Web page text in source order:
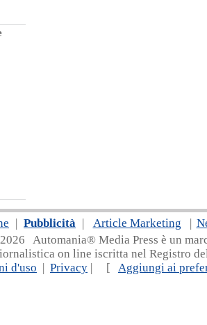
| Pubblicità | Article Marketing |
26 Automania® Media Press è un
on line iscritta nel Registro
d'uso | Privacy | [ Aggiungi ai